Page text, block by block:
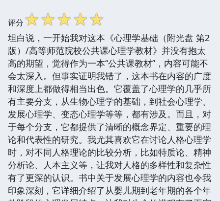
评分☆☆☆☆☆
坦白说，一开始我对这本《心理学基础（附光盘 第2
版）/高等师范院校公共课心理学教材》并没有抱太
高的期望，觉得作为一本“公共课教材”，内容可能不
会太深入。但事实证明我错了，这本书在内容的广度
和深度上都做得相当出色。它覆盖了心理学的几乎所
有主要分支，从生物心理学的基础，到社会心理学、
发展心理学、变态心理学等等，都有涉及。而且，对
于每个分支，它都提供了清晰的概念界定、重要的理
论和代表性的研究。我尤其喜欢它在讨论人格心理学
时，对不同人格理论的比较分析，比如特质论、精神
分析论、人本主义等，让我对人格的多样性和复杂性
有了更深的认识。书中关于发展心理学的内容也令我
印象深刻，它详细介绍了从婴儿期到老年期的各个年